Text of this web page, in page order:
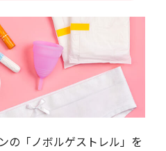
の「ノボルゲストレル」を